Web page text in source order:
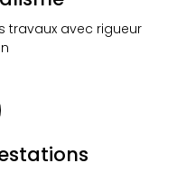
travaux avec rigueur